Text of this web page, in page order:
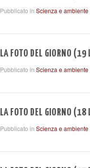
Pubblicato in Scienza e ambiente
LA FOTO DEL GIORNO (19
Pubblicato in Scienza e ambiente
LA FOTO DEL GIORNO (18
Pubblicato in Scienza e ambiente